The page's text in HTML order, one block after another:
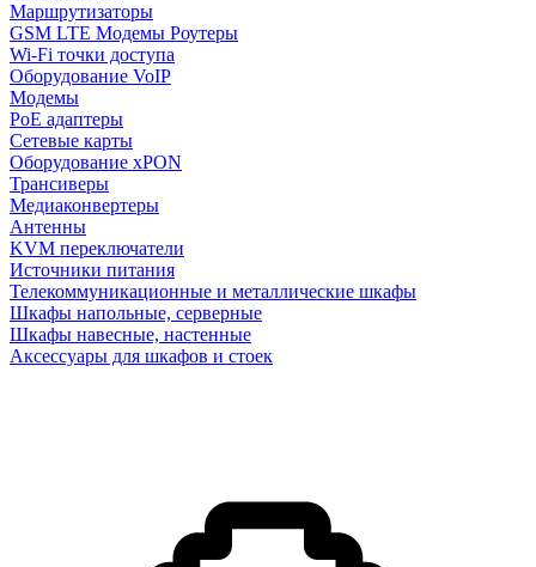
Маршрутизаторы
GSM LTE Модемы Роутеры
Wi-Fi точки доступа
Оборудование VoIP
Модемы
PoE адаптеры
Сетевые карты
Оборудование xPON
Трансиверы
Медиаконвертеры
Антенны
KVM переключатели
Источники питания
Телекоммуникационные и металлические шкафы
Шкафы напольные, серверные
Шкафы навесные, настенные
Аксессуары для шкафов и стоек